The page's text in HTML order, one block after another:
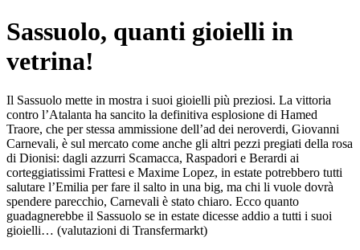
Sassuolo, quanti gioielli in
vetrina!
Il Sassuolo mette in mostra i suoi gioielli più preziosi. La vittoria
contro l’Atalanta ha sancito la definitiva esplosione di Hamed
Traore, che per stessa ammissione dell’ad dei neroverdi, Giovanni
Carnevali, è sul mercato come anche gli altri pezzi pregiati della rosa
di Dionisi: dagli azzurri Scamacca, Raspadori e Berardi ai
corteggiatissimi Frattesi e Maxime Lopez, in estate potrebbero tutti
salutare l’Emilia per fare il salto in una big, ma chi li vuole dovrà
spendere parecchio, Carnevali è stato chiaro. Ecco quanto
guadagnerebbe il Sassuolo se in estate dicesse addio a tutti i suoi
gioielli… (valutazioni di Transfermarkt)